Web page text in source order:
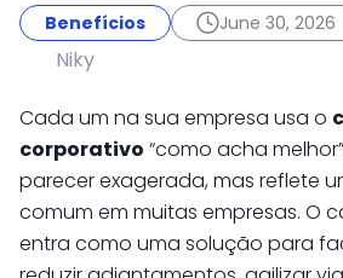
Cartão
sem regra
dor de cabeça:
empresas
organizando
de uso
Benefícios June 30, 2026
Niky
Cada um na sua empresa usa o
corporativo “como acha
parecer exagerada, mas reflete
comum em muitas empresas. O
entra como uma solução para